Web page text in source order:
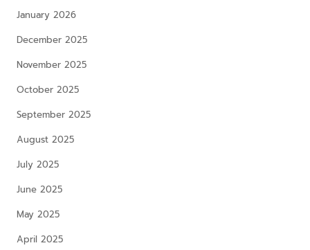
January 2026
December 2025
November 2025
October 2025
September 2025
August 2025
July 2025
June 2025
May 2025
April 2025